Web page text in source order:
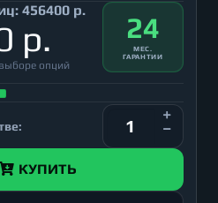
456400 р.
р.
опций
24
МЕС.
ГАРАНТИИ
КУПИТЬ